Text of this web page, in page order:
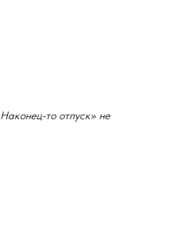
Наконец-то отпуск» не